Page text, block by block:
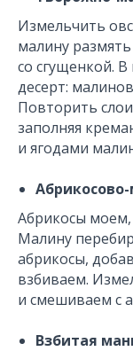
Измельчить
малину
со сгущенкой.
десерт:
Повторить
заполняя
и ягодами
Абрикосы
Малину
абрикосы,
взбиваем.
и смешиваем с
Взбитая